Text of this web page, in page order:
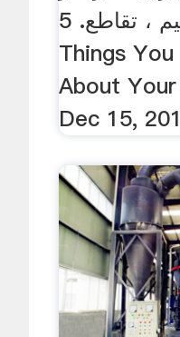
خطوط مستقیم ، تقاطع. 5
Things
About
Dec 15,